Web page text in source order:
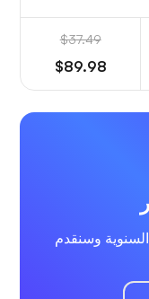
$37.49
$89.98
قم باختيار خطة استضافة Ultahost السنوية وسنقدم